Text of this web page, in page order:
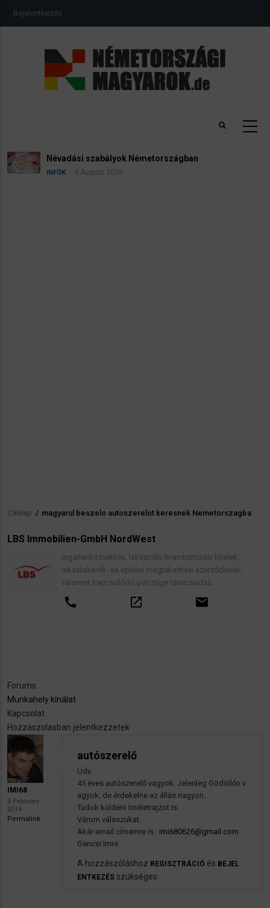
USER
ACCOUNT
Bejelentkezés
Névadási szabályok Németországban
INFÓK 4 August 2026
Morzsa
Címlap / magyarul beszelo autoszerelot keresnek Nemetorszagba
LBS Immobilien-GmbH NordWest
Ingatlanközvetítés, lakáscélú finanszírozási hitelek,
lakástakarék- és építési megtakarítási szerződések,
valamint kapcsolódó pénzügyi tanácsadás.
call open_in_new email
Forums
Munkahely kínálat
Kapcsolat
Hozzaszolasban jelentkezzetek
IMI68
3 February
2014
Permalink
autószerelő
Üdv.
45 éves autószerelő vagyok. Jelenleg Gödöllőn v
agyok, de érdekelne az állás nagyon.
Tudok küldeni önéletrajzot is.
Várom válaszukat.
Akár email címemre is : imi680626@gmail.com
Gencsi Imre
A hozzászóláshoz REGISZTRÁCIÓ és BEJEL
ENTKEZÉS szükséges